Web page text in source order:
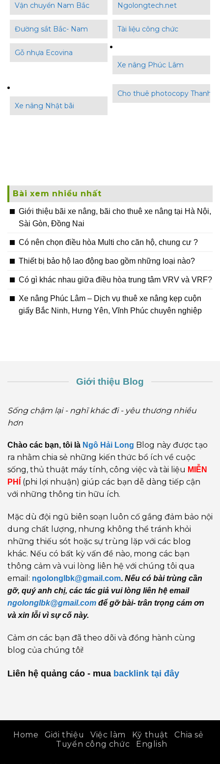
Vận chuyển Nam Bắc Ngolongtech.net
Đường sắt Bắc- Nam Tài liệu công chức
Gỗ nhựa Ecovina
Xe nâng Phúc Lâm
Xe nâng Nhật bãi
Cho thuê photocopy Thanh
Bài xem nhiều nhất
Giới thiệu bãi xe nâng, bãi cho thuê xe nâng tại Hà Nội,
Sài Gòn, Đồng Nai
Có nên chọn điều hòa Multi cho căn hộ, chung cư ?
Thiết bị bảo hộ lao động bao gồm những loại nào?
Có gì khác nhau giữa điều hòa trung tâm VRV và VRF?
Xe nâng Phúc Lâm – Dịch vụ thuê xe nâng kẹp cuộn
giấy Bắc Ninh, Hưng Yên, Vĩnh Phúc chuyên nghiệp
Giới thiệu Blog
Sống chậm lại - nghĩ khác đi - yêu thương nhiều
hơn
Chào các bạn, tôi là Ngô Hải Long Blog này được tạo
ra nhằm chia sẻ những kiến thức bổ ích về cuộc
sống, thủ thuật máy tính, công việc và tài liệu MIỄN
PHÍ
(phi lợi nhuận) giúp các bạn dễ dàng tiếp cận
với những thông tin hữu ích.
Mặc dù đội ngũ biên soạn luôn cố gắng đảm bảo nội
dung chất lượng, nhưng không thể tránh khỏi
những thiếu sót hoặc sự trùng lặp với các blog
khác. Nếu có bất kỳ vấn đề nào, mong các bạn
thông cảm và vui lòng liên hệ với chúng tôi qua
email: ngolonglbk@gmail.com. Nếu có bài trùng cần
gỡ, quý anh chị, các tác giả vui lòng liên hệ email
ngolonglbk@gmail.com để gỡ bài- trân trọng cám ơn
và xin lỗi vì sự cố này.
Cảm ơn các bạn đã theo dõi và đồng hành cùng
blog của chúng tôi!
Liên hệ quảng cáo - mua backlink tại đây
Home Giới thiệu Việc làm Kỹ thuật
Chia sẻ
Tuyển công chức
English